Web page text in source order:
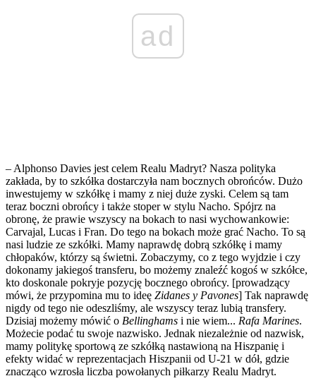
ad
– Alphonso Davies jest celem Realu Madryt? Nasza polityka
zakłada, by to szkółka dostarczyła nam bocznych obrońców. Dużo
inwestujemy w szkółkę i mamy z niej duże zyski. Celem są tam
teraz boczni obrońcy i także stoper w stylu Nacho. Spójrz na
obronę, że prawie wszyscy na bokach to nasi wychowankowie:
Carvajal, Lucas i Fran. Do tego na bokach może grać Nacho. To są
nasi ludzie ze szkółki. Mamy naprawdę dobrą szkółkę i mamy
chłopaków, którzy są świetni. Zobaczymy, co z tego wyjdzie i czy
dokonamy jakiegoś transferu, bo możemy znaleźć kogoś w szkółce,
kto doskonale pokryje pozycję bocznego obrońcy. [prowadzący
mówi, że przypomina mu to ideę Zidanes y Pavones] Tak naprawdę
nigdy od tego nie odeszliśmy, ale wszyscy teraz lubią transfery.
Dzisiaj możemy mówić o Bellinghams i nie wiem... Rafa Marines.
Możecie podać tu swoje nazwisko. Jednak niezależnie od nazwisk,
mamy politykę sportową ze szkółką nastawioną na Hiszpanię i
efekty widać w reprezentacjach Hiszpanii od U-21 w dół, gdzie
znacząco wzrosła liczba powołanych piłkarzy Realu Madryt.